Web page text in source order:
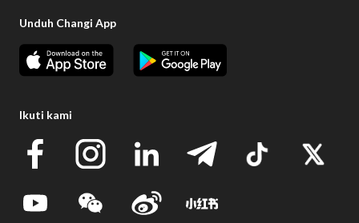
Unduh Changi App
Ikuti kami